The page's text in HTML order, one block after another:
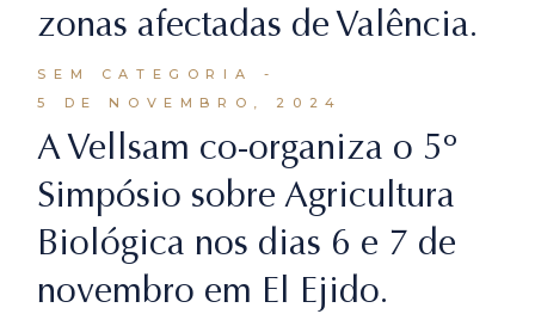
zonas afectadas de Valência.
SEM CATEGORIA
5 DE NOVEMBRO, 2024
A Vellsam co-organiza o 5º
Simpósio sobre Agricultura
Biológica nos dias 6 e 7 de
novembro em El Ejido.